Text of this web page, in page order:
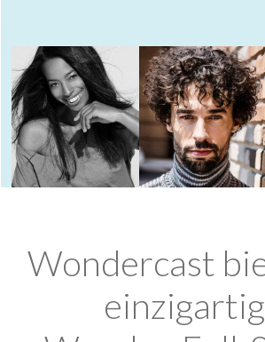
Wondercast